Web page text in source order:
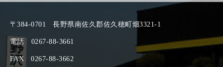
〒384-0701 長野県南佐久郡佐久穂町畑3321-1
電話 0267-88-3661
FAX 0267-88-3662